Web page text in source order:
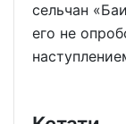
сельчан
его не